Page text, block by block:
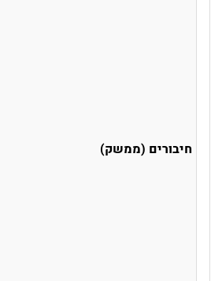
חיבורים (ממשק)